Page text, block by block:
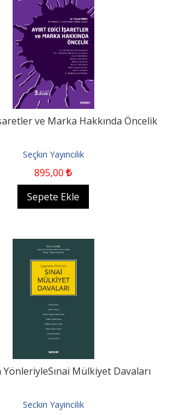
ve Marka Hakkında Öncelik
Seçkin Yayıncılık
895,00
Sepete Ekle
Mülkiyet Davaları
Seckin Yayincilik